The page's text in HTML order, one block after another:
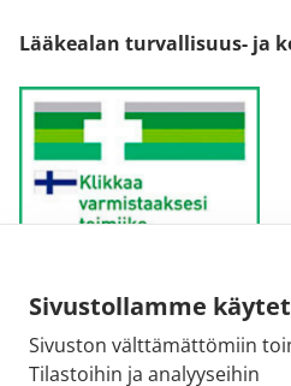
Sivustollamme
Sivuston välttämättömiin
Tilastoihin ja analyyseihin
Lääkealan turvallisuus- ja